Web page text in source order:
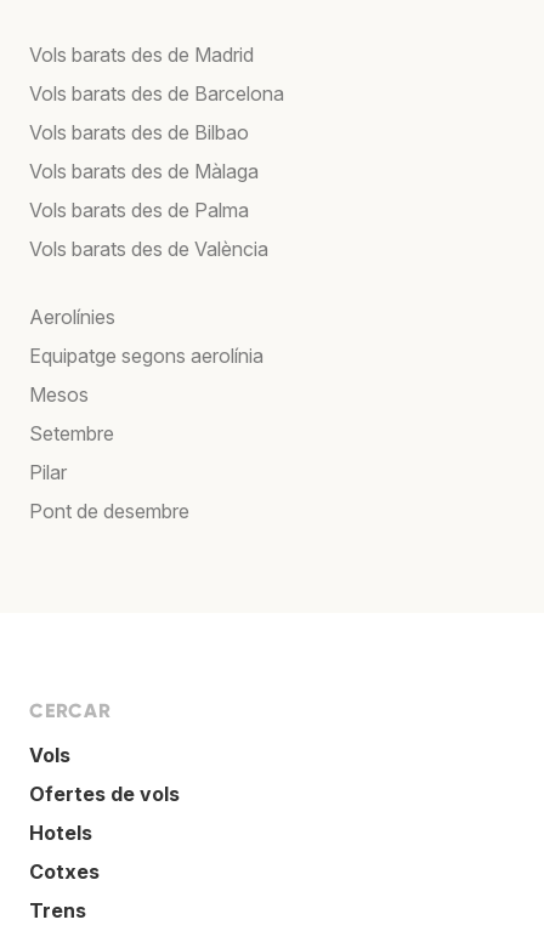
Vols barats des de Madrid
Vols barats des de Barcelona
Vols barats des de Bilbao
Vols barats des de Màlaga
Vols barats des de Palma
Vols barats des de València
Aerolínies
Equipatge segons aerolínia
Mesos
Setembre
Pilar
Pont de desembre
CERCAR
Vols
Ofertes de vols
Hotels
Cotxes
Trens